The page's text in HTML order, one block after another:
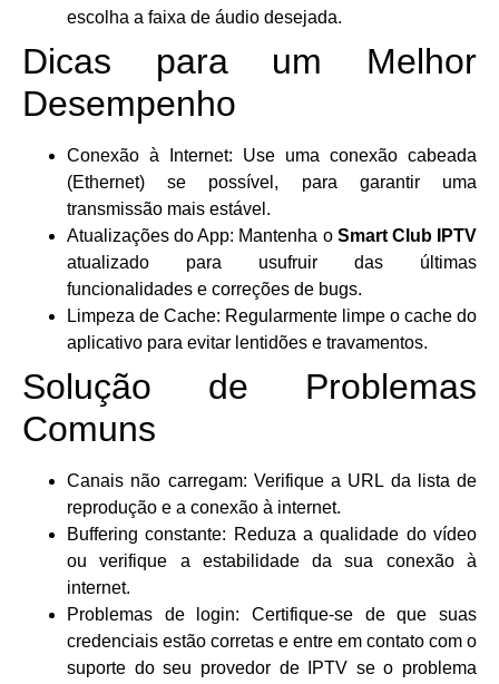
escolha a faixa de áudio desejada.
Dicas para um Melhor
Desempenho
Conexão à Internet: Use uma conexão cabeada
(Ethernet) se possível, para garantir uma
transmissão mais estável.
Atualizações do App: Mantenha o Smart Club IPTV
atualizado para usufruir das últimas
funcionalidades e correções de bugs.
Limpeza de Cache: Regularmente limpe o cache do
aplicativo para evitar lentidões e travamentos.
Solução de Problemas
Comuns
Canais não carregam: Verifique a URL da lista de
reprodução e a conexão à internet.
Buffering constante: Reduza a qualidade do vídeo
ou verifique a estabilidade da sua conexão à
internet.
Problemas de login: Certifique-se de que suas
credenciais estão corretas e entre em contato com o
suporte do seu provedor de IPTV se o problema